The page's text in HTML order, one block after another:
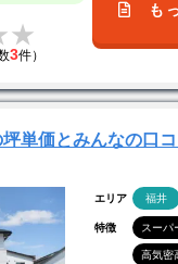
3件）
も
単価とみんなの口
エリア 福井
特徴 スーパ
高気密